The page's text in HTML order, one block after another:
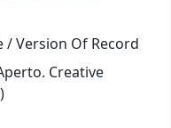
/ Version Of Record
Creative